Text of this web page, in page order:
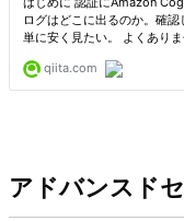
アドバンスド